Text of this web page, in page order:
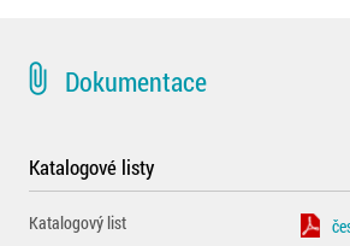
attach_file Dokumentace
Katalogové listy
Katalogový list